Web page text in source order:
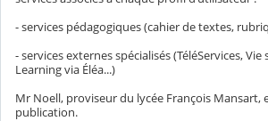
- services pédagogiques (cahier de textes,
- services externes spécialisés (TéléServices,
Learning via Éléa...)
Mr Noell, proviseur du lycée François Mansart,
publication.